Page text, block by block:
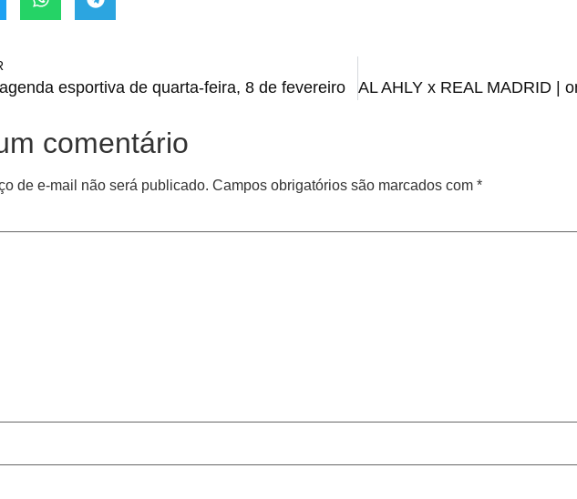
esportiva de quarta-feira, 8 de fevereiro
comentário
de e-mail não será publicado. Campos obrigatórios são marcados com *